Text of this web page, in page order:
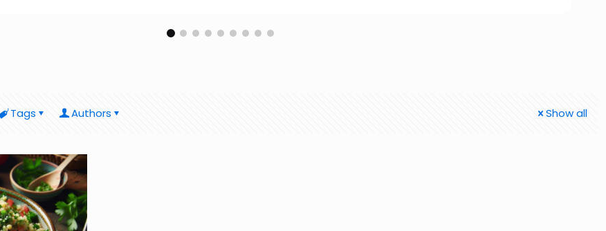
Tags Authors Show all